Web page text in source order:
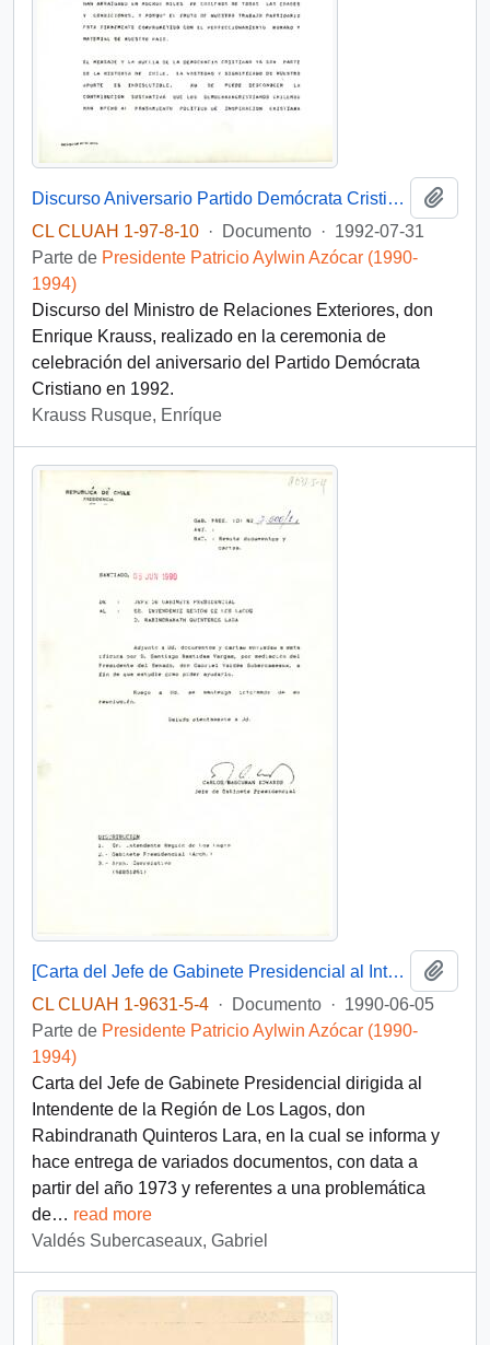
Discurso Aniversario Partido Demócrata Cristiano
CL CLUAH 1-97-8-10 · Documento · 1992-07-31
Parte de Presidente Patricio Aylwin Azócar (1990-
1994)
Discurso del Ministro de Relaciones Exteriores, don
Enrique Krauss, realizado en la ceremonia de
celebración del aniversario del Partido Demócrata
Cristiano en 1992.
Krauss Rusque, Enríque
[Carta del Jefe de Gabinete Presidencial al Intendente de la Región de Los Lagos]
CL CLUAH 1-9631-5-4 · Documento · 1990-06-05
Parte de Presidente Patricio Aylwin Azócar (1990-
1994)
Carta del Jefe de Gabinete Presidencial dirigida al
Intendente de la Región de Los Lagos, don
Rabindranath Quinteros Lara, en la cual se informa y
hace entrega de variados documentos, con data a
partir del año 1973 y referentes a una problemática
de… read more
Valdés Subercaseaux, Gabriel